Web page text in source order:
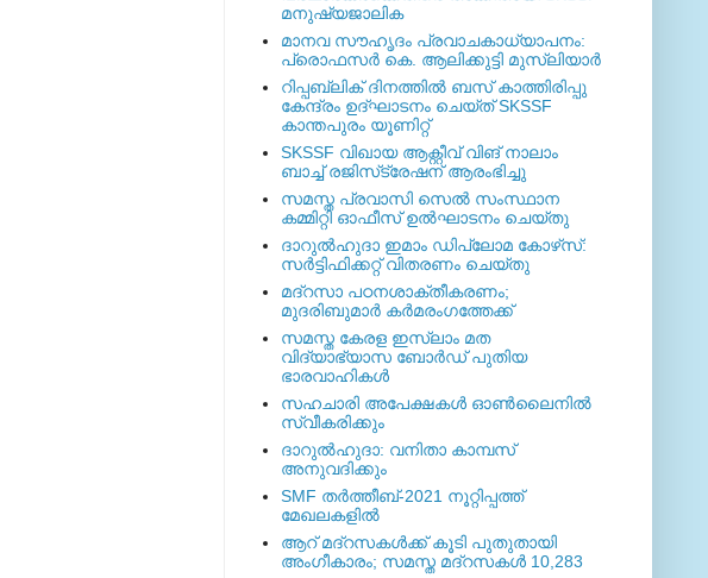
മനുഷ്യജാലിക
മാനവ സൗഹൃദം പ്രവാചകാധ്യാപനം:
പ്രൊഫസർ കെ. ആലിക്കുട്ടി മുസ്ലിയാർ
റിപ്പബ്ലിക് ദിനത്തില്‍ ബസ് കാത്തിരിപ്പു
കേന്ദ്രം ഉദ്ഘാടനം ചെയ്ത്‌ SKSSF
കാന്തപുരം യൂണിറ്റ്
SKSSF വിഖായ ആക്റ്റീവ് വിങ് നാലാം
ബാച്ച് രജിസ്‌ട്രേഷന് ആരംഭിച്ചു
സമസ്ത പ്രവാസി സെല്‍ സംസ്ഥാന
കമ്മിറ്റി ഓഫീസ് ഉല്‍ഘാടനം ചെയ്തു
ദാറുല്‍ഹുദാ ഇമാം ഡിപ്ലോമ കോഴ്‌സ്:
സര്‍ട്ടിഫിക്കറ്റ് വിതരണം ചെയ്തു
മദ്‌റസാ പഠനശാക്തീകരണം;
മുദരിബുമാര്‍ കര്‍മരംഗത്തേക്ക്
സമസ്ത കേരള ഇസ്ലാം മത
വിദ്യാഭ്യാസ ബോര്‍ഡ് പുതിയ
ഭാരവാഹികള്‍
സഹചാരി അപേക്ഷകൾ ഓൺലൈനിൽ
സ്വീകരിക്കും
ദാറുല്‍ഹുദാ: വനിതാ കാമ്പസ്
അനുവദിക്കും
SMF തര്‍ത്തീബ്-2021 നൂറ്റിപ്പത്ത്
മേഖലകളില്‍
ആറ് മദ്റസകള്‍ക്ക് കൂടി പുതുതായി
അംഗീകാരം; സമസ്ത മദ്റസകള്‍ 10,283